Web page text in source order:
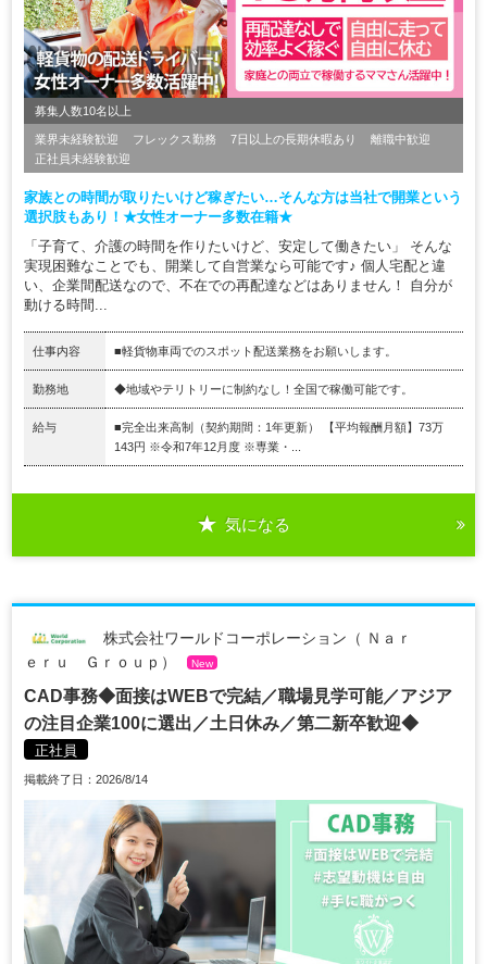
募集人数10名以上
業界未経験歓迎 フレックス勤務 7日以上の長期休暇あり
離職中歓迎
正社員未経験歓迎
家族との時間が取りたいけど稼ぎたい…そんな方は当社で開業という
選択肢もあり！★女性オーナー多数在籍★
「子育て、介護の時間を作りたいけど、安定して働きたい」 そんな
実現困難なことでも、開業して自営業なら可能です♪ 個人宅配と違
い、企業間配送なので、不在での再配達などはありません！ 自分が
動ける時間...
仕事内容 ■軽貨物車両でのスポット配送業務をお願いします。
勤務地 ◆地域やテリトリーに制約なし！全国で稼働可能です。
給与
■完全出来高制（契約期間：1年更新） 【平均報酬月額】73万
143円 ※令和7年12月度 ※専業・...
気になる
株式会社ワールドコーポレーション（ Ｎａｒ
ｅｒｕ Ｇｒｏｕｐ）
New
CAD事務◆面接はWEBで完結／職場見学可能／アジア
の注目企業100に選出／土日休み／第二新卒歓迎◆
正社員
掲載終了日：2026/8/14